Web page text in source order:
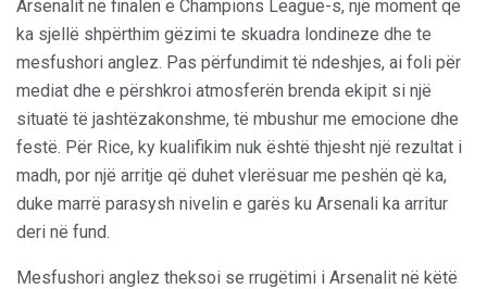
Arsenalit në finalen e Champions League-s, një moment që
ka sjellë shpërthim gëzimi te skuadra londineze dhe te
mesfushori anglez. Pas përfundimit të ndeshjes, ai foli për
mediat dhe e përshkroi atmosferën brenda ekipit si një
situatë të jashtëzakonshme, të mbushur me emocione dhe
festë. Për Rice, ky kualifikim nuk është thjesht një rezultat i
madh, por një arritje që duhet vlerësuar me peshën që ka,
duke marrë parasysh nivelin e garës ku Arsenali ka arritur
deri në fund.
Mesfushori anglez theksoi se rrugëtimi i Arsenalit në këtë